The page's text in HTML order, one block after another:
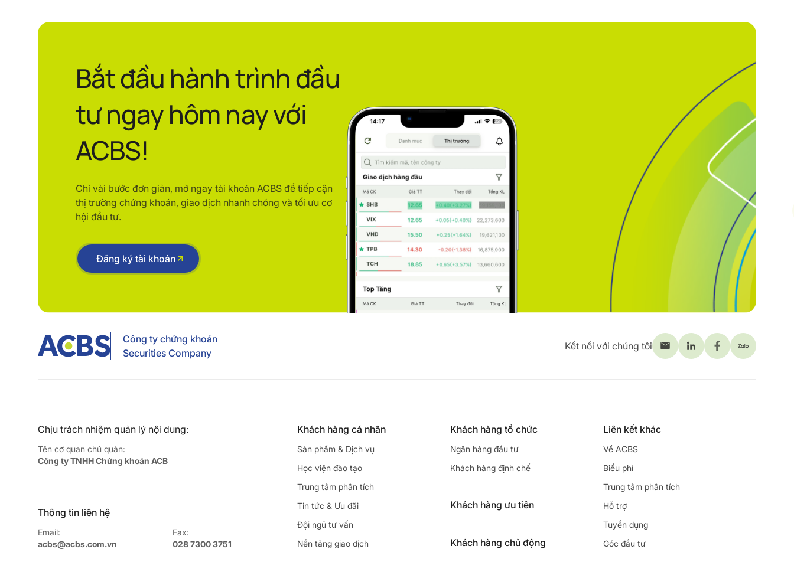
Bắt đầu hành trình đầu
tư ngay hôm nay với
ACBS!
Chỉ vài bước đơn giản, mở ngay tài khoản ACBS để tiếp cận
thị trường chứng khoán, giao dịch nhanh chóng và tối ưu cơ
hội đầu tư.
Đăng ký tài khoản
Công ty chứng khoán
Securities Company
Kết nối với chúng tôi
Chịu trách nhiệm quản lý nội dung:
Tên cơ quan chủ quản:
Công ty TNHH Chứng khoán ACB
Thông tin liên hệ
Email:
acbs@acbs.com.vn
Fax:
028 7300 3751
Khách hàng cá nhân
Sản phẩm & Dịch vụ
Học viện đào tạo
Trung tâm phân tích
Tin tức & Ưu đãi
Đội ngũ tư vấn
Nền tảng giao dịch
Khách hàng tổ chức
Ngân hàng đầu tư
Khách hàng định chế
Khách hàng ưu tiên
Khách hàng chủ động
Liên kết khác
Về ACBS
Biểu phí
Trung tâm phân tích
Hỗ trợ
Tuyển dụng
Góc đầu tư